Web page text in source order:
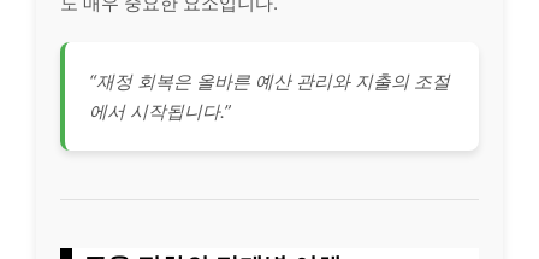
“재정 회복은 올바른 예산 관리와 지출의 조절
에서 시작됩니다.”